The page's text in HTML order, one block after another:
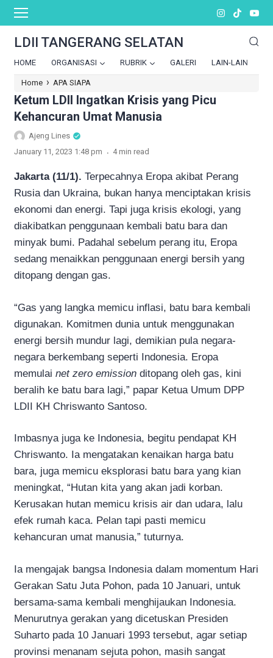
LDII TANGERANG SELATAN
HOME ORGANISASI RUBRIK GALERI LAIN-LAIN
Home › APA SIAPA
Ketum LDII Ingatkan Krisis yang Picu
Kehancuran Umat Manusia
Ajeng Lines
January 11, 2023 1:48 pm . 4 min read
Jakarta (11/1). Terpecahnya Eropa akibat Perang
Rusia dan Ukraina, bukan hanya menciptakan krisis
ekonomi dan energi. Tapi juga krisis ekologi, yang
diakibatkan penggunaan kembali batu bara dan
minyak bumi. Padahal sebelum perang itu, Eropa
sedang menaikkan penggunaan energi bersih yang
ditopang dengan gas.
“Gas yang langka memicu inflasi, batu bara kembali
digunakan. Komitmen dunia untuk menggunakan
energi bersih mundur lagi, demikian pula negara-
negara berkembang seperti Indonesia. Eropa
memulai net zero emission ditopang oleh gas, kini
beralih ke batu bara lagi,” papar Ketua Umum DPP
LDII KH Chriswanto Santoso.
Imbasnya juga ke Indonesia, begitu pendapat KH
Chriswanto. Ia mengatakan kenaikan harga batu
bara, juga memicu eksplorasi batu bara yang kian
meningkat, “Hutan kita yang akan jadi korban.
Kerusakan hutan memicu krisis air dan udara, lalu
efek rumah kaca. Pelan tapi pasti memicu
kehancuran umat manusia,” tuturnya.
Ia mengajak bangsa Indonesia dalam momentum Hari
Gerakan Satu Juta Pohon, pada 10 Januari, untuk
bersama-sama kembali menghijaukan Indonesia.
Menurutnya gerakan yang dicetuskan Presiden
Suharto pada 10 Januari 1993 tersebut, agar setiap
provinsi menanam sejuta pohon, masih sangat